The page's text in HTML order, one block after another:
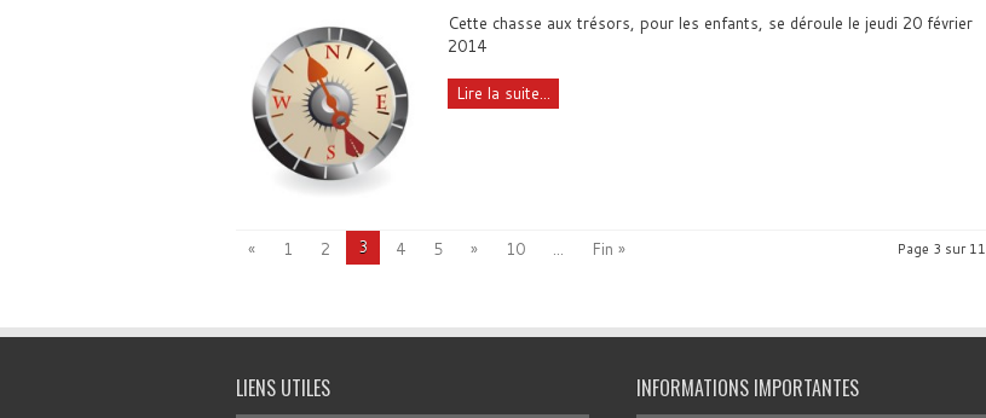
Cette chasse aux trésors, pour les enfants, se déroule le jeudi 20 février
2014
Lire la suite...
Page 3 sur 11
« 1 2 3 4 5 » 10 ... Fin »
LIENS UTILES INFORMATIONS IMPORTANTES